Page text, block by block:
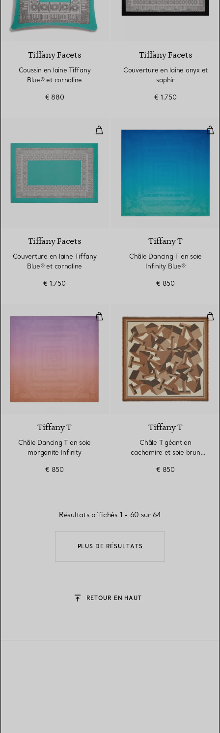
Tiffany Facets
Coussin en laine Tiffany
Blue® et cornaline
€ 880
Tiffany Facets
Couverture en laine onyx et
saphir
€ 1.750
Couverture en laine Tiffany
2 Couleurs
Tiffany Facets
Couverture en laine Tiffany
Blue® et cornaline
€ 1.750
Tiffany T
Châle Dancing T en soie
Infinity Blue®
€ 850
Châle Dancing T en soie
3 Couleurs
Tiffany T
Châle Dancing T en soie
morganite Infinity
€ 850
Tiffany T
Châle T géant en
cachemire et soie brun
€ 850
PLUS DE RÉSULTATS
Résultats affichés 1 - 60 sur 64
RETOUR EN HAUT